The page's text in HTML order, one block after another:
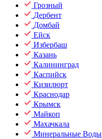
Грозный
Дербент
Домбай
Ейск
Избербаш
Казань
Калининград
Каспийск
Кизилюрт
Краснодар
Крымск
Майкоп
Махачкала
Минеральные Воды